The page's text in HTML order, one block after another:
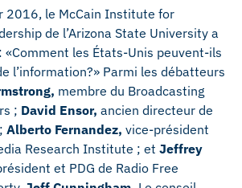
2016, le McCain Institute for
de l’Arizona State University a
«Comment les États-Unis peuvent-ils
l’information?» Parmi les débatteurs
membre du Broadcasting
; David Ensor, ancien directeur de
Alberto Fernandez, vice-président
Research Institute ; et Jeffrey
et PDG de Radio Free